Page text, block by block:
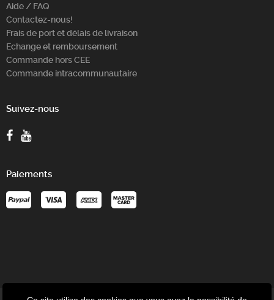
Aide / FAQ
Contactez-nous!
Frais de port et délais de livraison
Echange et remboursement
Commande hors CEE
Commande intracommunautaire
Suivez-nous
Paiements